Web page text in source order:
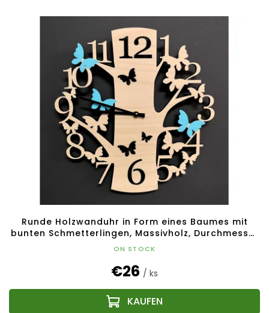
Runde Holzwanduhr in Form eines Baumes mit
bunten Schmetterlingen, Massivholz, Durchmesser
30 cm
ON STOCK
€26 / ks